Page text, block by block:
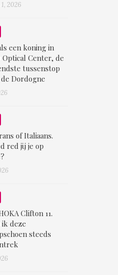
2026
een koning in
Optical Center, de
tussenstop
Dordogne
of Italiaans.
red jij je op
Clifton 11.
ik deze
steeds